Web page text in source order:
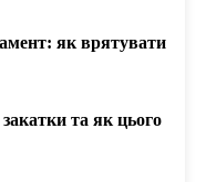
як врятувати
та як цього